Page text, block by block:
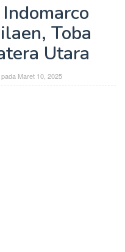
Toba
Utara
Maret 10, 2025